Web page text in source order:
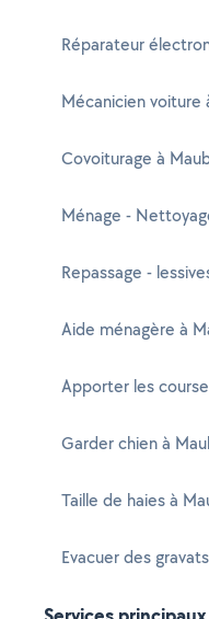
Réparateur
Mécanicien voiture
Covoiturage à
Ménage -
Repassage -
Aide ménagère à
Apporter les
Garder chien à
Taille de haies à
Evacuer des